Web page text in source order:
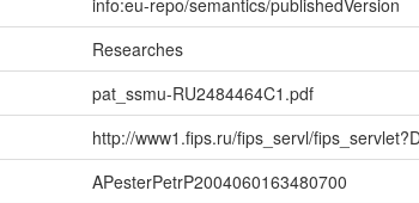
info:eu-repo/semantics/publishedVersion
Researches
pat_ssmu-RU2484464C1.pdf
http://www1.fips.ru/fips_servl/
APesterPetrP2004060163480700